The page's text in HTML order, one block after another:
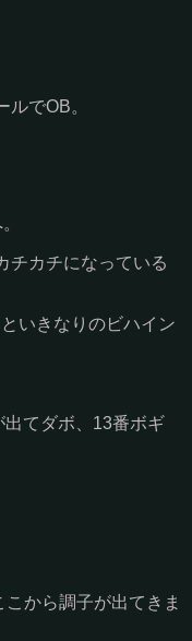
でOB。
チカチになっている
いきなりのビハイン
てダボ、13番ボギ
から調子が出てきま